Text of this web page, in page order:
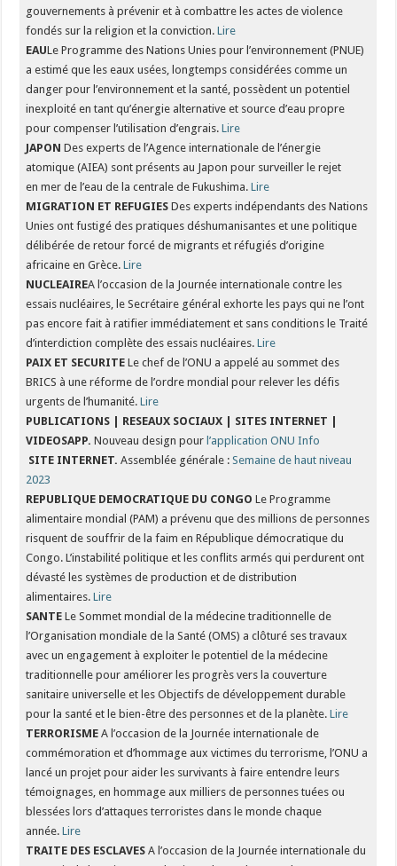
gouvernements à prévenir et à combattre les actes de violence
fondés sur la religion et la conviction.Lire
EAULe Programme des Nations Unies pour l’environnement (PNUE)
a estimé que les eaux usées, longtemps considérées comme un
danger pour l’environnement et la santé, possèdent un potentiel
inexploité en tant qu’énergie alternative et source d’eau propre
pour compenser l’utilisation d’engrais.Lire
JAPON Des experts de l’Agence internationale de l’énergie
atomique (AIEA) sont présents au Japon pour surveiller le rejet
en mer de l’eau de la centrale de Fukushima.Lire
MIGRATION ET REFUGIES Des experts indépendants des Nations
Unies ont fustigé des pratiques déshumanisantes et une politique
délibérée de retour forcé de migrants et réfugiés d’origine
africaine en Grèce.Lire
NUCLEAIREA l’occasion de la Journée internationale contre les
essais nucléaires, le Secrétaire général exhorte les pays qui ne l’ont
pas encore fait à ratifier immédiatement et sans conditions le Traité
d’interdiction complète des essais nucléaires.Lire
PAIX ET SECURITE Le chef de l’ONU a appelé au sommet des
BRICS à une réforme de l’ordre mondial pour relever les défis
urgents de l’humanité.Lire
PUBLICATIONS | RESEAUX SOCIAUX | SITES INTERNET |
VIDEOSAPP.Nouveau design pour l’application ONU Info
SITE INTERNET.Assemblée générale :Semaine de haut niveau
2023
REPUBLIQUE DEMOCRATIQUE DU CONGO Le Programme
alimentaire mondial (PAM) a prévenu que des millions de personnes
risquent de souffrir de la faim en République démocratique du
Congo. L’instabilité politique et les conflits armés qui perdurent ont
dévasté les systèmes de production et de distribution
alimentaires.Lire
SANTE Le Sommet mondial de la médecine traditionnelle de
l’Organisation mondiale de la Santé (OMS) a clôturé ses travaux
avec un engagement à exploiter le potentiel de la médecine
traditionnelle pour améliorer les progrès vers la couverture
sanitaire universelle et les Objectifs de développement durable
pour la santé et le bien-être des personnes et de la planète.Lire
TERRORISME A l’occasion de la Journée internationale de
commémoration et d’hommage aux victimes du terrorisme, l’ONU a
lancé un projet pour aider les survivants à faire entendre leurs
témoignages, en hommage aux milliers de personnes tuées ou
blessées lors d’attaques terroristes dans le monde chaque
année.Lire
TRAITE DES ESCLAVES A l’occasion de la Journée internationale du